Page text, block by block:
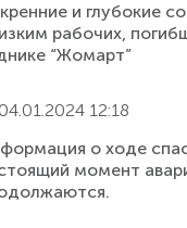
и глубокие
рабочих,
“Жомарт”
04.01.2024 12:18
о ходе
момент